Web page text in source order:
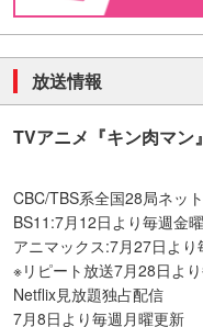
放送情報
TVアニメ『キン肉マン
CBC/TBS系全国28局ネッ
BS11:7月12日より毎週金
アニマックス:7月27日よ
※リピート放送7月28日よ
Netflix見放題独占配信
7月8日より毎週月曜更新